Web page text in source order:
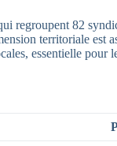
82
territoriale
essentielle pour